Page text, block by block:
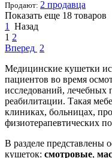
Продают: 2 продавца
Показать еще 18 товаров
1 Назад
1 2
Вперед 2
Медицинские кушетки
пациентов во время
исследований, лечебных
реабилитации. Такая
клиниках, больницах,
физиотерапевтических
В разделе
кушеток: смотровые,